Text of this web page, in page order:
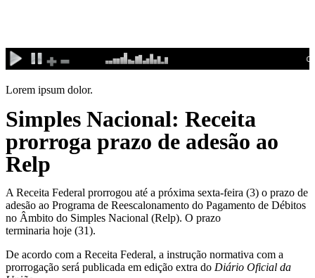
conteúdo
Lorem ipsum dolor.
Simples Nacional: Receita
prorroga prazo de adesão ao
Relp
A Receita Federal prorrogou até a próxima sexta-feira (3) o prazo de
adesão ao Programa de Reescalonamento do Pagamento de Débitos
no Âmbito do Simples Nacional (Relp). O prazo
terminaria hoje (31).
De acordo com a Receita Federal, a instrução normativa com a
prorrogação será publicada em edição extra do Diário Oficial da